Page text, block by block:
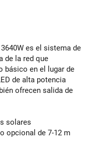
es el sistema de
de la red que
básico en el lugar de
de alta potencia
ofrecen salida de
solares
opcional de 7-12 m